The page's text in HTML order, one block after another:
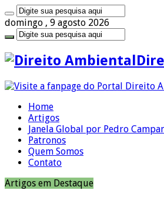
domingo , 9 agosto 2026
Home
Artigos
Janela Global por Pedro
Patronos
Quem Somos
Contato
Artigos em Destaque